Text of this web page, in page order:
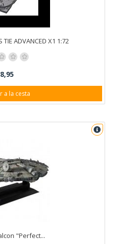
TIE ADVANCED X1 1:72
a la cesta
"Perfect...